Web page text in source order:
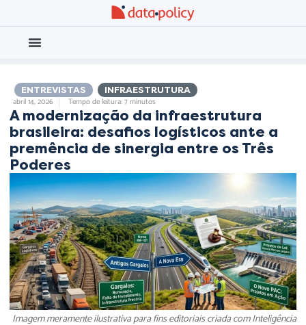
ENTREVISTAS INFRAESTRUTURA
abril 14, 2026 Tempo de leitura: 7 minutos
A modernização da infraestrutura
brasileira: desafios logísticos ante a
premência de sinergia entre os Três
Poderes
Imagem meramente ilustrativa para fins editoriais criada com Inteligência